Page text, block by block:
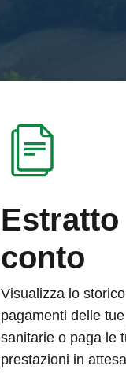
Estratto
conto
Visualizza lo
pagamenti delle
sanitarie o paga le
prestazioni in